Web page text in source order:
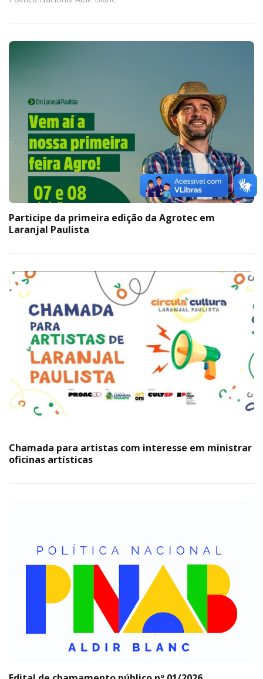
Participe da primeira edição da Agrotec em
Laranjal Paulista
Chamada para artistas com interesse em ministrar
oficinas artísticas